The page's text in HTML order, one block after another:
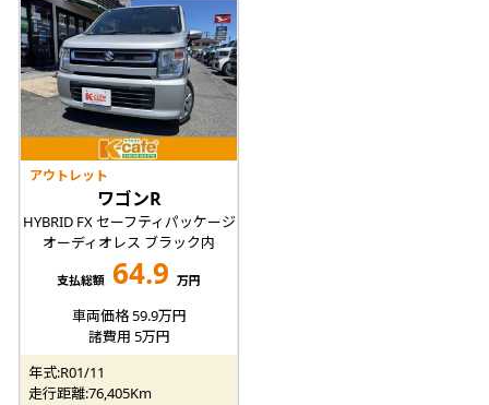
アウトレット
ワゴンR
HYBRID FX セーフティパッケージ
オーディオレス ブラック内
支払総額 64.9 万円
車両価格 59.9万円
諸費用 5万円
年式:R01/11
走行距離:76,405Km